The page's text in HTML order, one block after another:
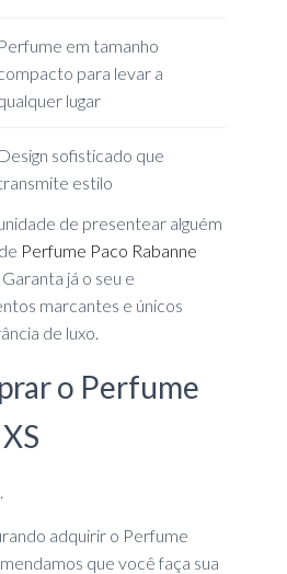
Perfume em tamanho
para levar a
lugar
Design sofisticado que
estilo
de presentear alguém
Perfume Paco Rabanne
. Garanta já o seu e
marcantes e únicos
de luxo.
o Perfume
adquirir o Perfume
que você faça sua